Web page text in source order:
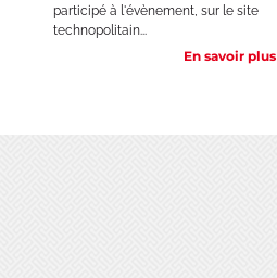
participé à l'évènement, sur le site
technopolitain...
En savoir plus